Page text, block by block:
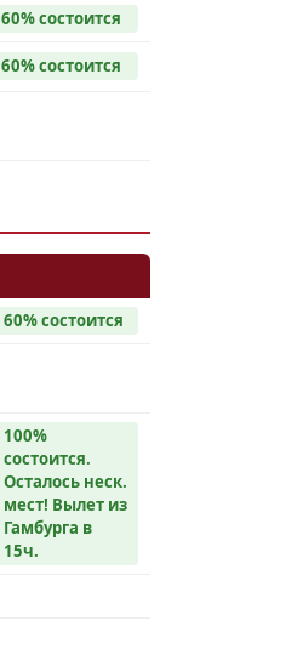
60% cостоится
60% cостоится
60% состоится
100%
cостоится.
Осталось неск.
мест! Вылет из
Гамбурга в
15ч.